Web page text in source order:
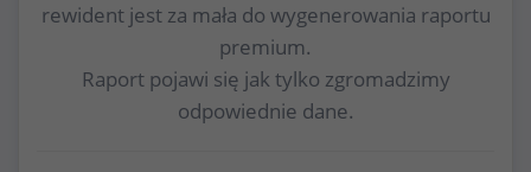
rewident jest za mała do wygenerowania raportu
premium.
Raport pojawi się jak tylko zgromadzimy
odpowiednie dane.